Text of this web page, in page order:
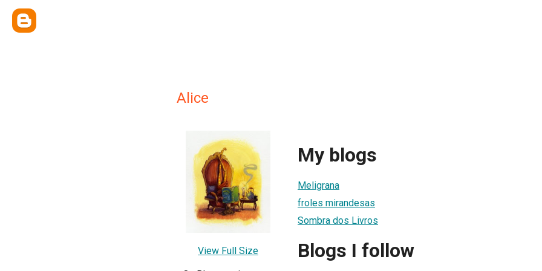
Alice
View Full Size
My blogs
Meligrana
froles mirandesas
Sombra dos Livros
Blogs I follow